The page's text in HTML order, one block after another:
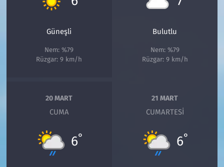
Güneşli
Nem: %79
Rüzgar: 9 km/h
Bulutlu
Nem: %79
Rüzgar: 9 km/h
20 MART
CUMA
6°
21 MART
CUMARTESI
6°